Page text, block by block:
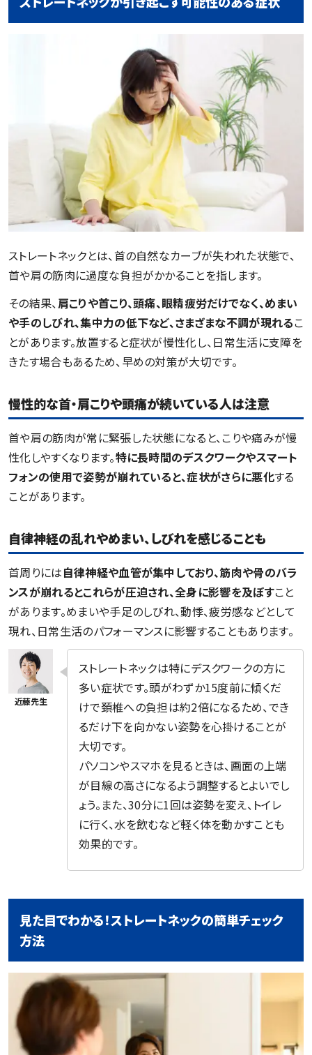
ストレートネックとは、首の自然なカーブが失われた状態で、
首や肩の筋肉に過度な負担がかかることを指します。
その結果、肩こりや首こり、頭痛、眼精疲労だけでなく、めまい
や手のしびれ、集中力の低下など、さまざまな不調が現れるこ
とがあります。放置すると症状が慢性化し、日常生活に支障を
きたす場合もあるため、早めの対策が大切です。
慢性的な首・肩こりや頭痛が続いている人は注意
首や肩の筋肉が常に緊張した状態になると、こりや痛みが慢
性化しやすくなります。特に長時間のデスクワークやスマート
フォンの使用で姿勢が崩れていると、症状がさらに悪化する
ことがあります。
自律神経の乱れやめまい、しびれを感じることも
首周りには自律神経や血管が集中しており、筋肉や骨のバラ
ンスが崩れるとこれらが圧迫され、全身に影響を及ぼすこと
があります。めまいや手足のしびれ、動悸、疲労感などとして
現れ、日常生活のパフォーマンスに影響することもあります。
ストレートネックは特にデスクワークの方に
多い症状です。頭がわずか15度前に傾くだ
けで頚椎への負担は約2倍になるため、でき
るだけ下を向かない姿勢を心掛けることが
大切です。
パソコンやスマホを見るときは、画面の上端
が目線の高さになるよう調整するとよいでし
ょう。また、30分に1回は姿勢を変え、トイレ
に行く、水を飲むなど軽く体を動かすことも
効果的です。
見た目でわかる！ストレートネックの簡単チェック
方法